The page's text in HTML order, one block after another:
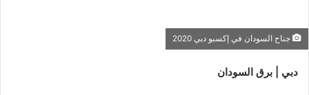
جناح السودان في إكسبو دبي 2020
دبي | برق السودان